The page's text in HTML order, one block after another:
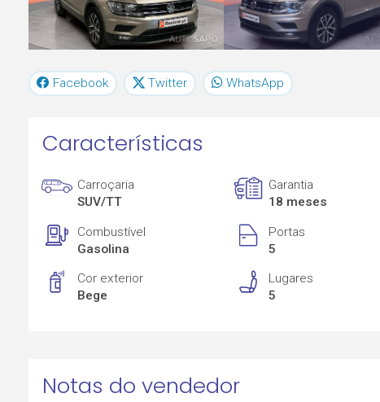
Facebook Twitter WhatsApp
Características
Carroçaria
SUV/TT
Garantia
18 meses
Combustível
Gasolina
Portas
5
Cor exterior
Bege
Lugares
5
Notas do vendedor